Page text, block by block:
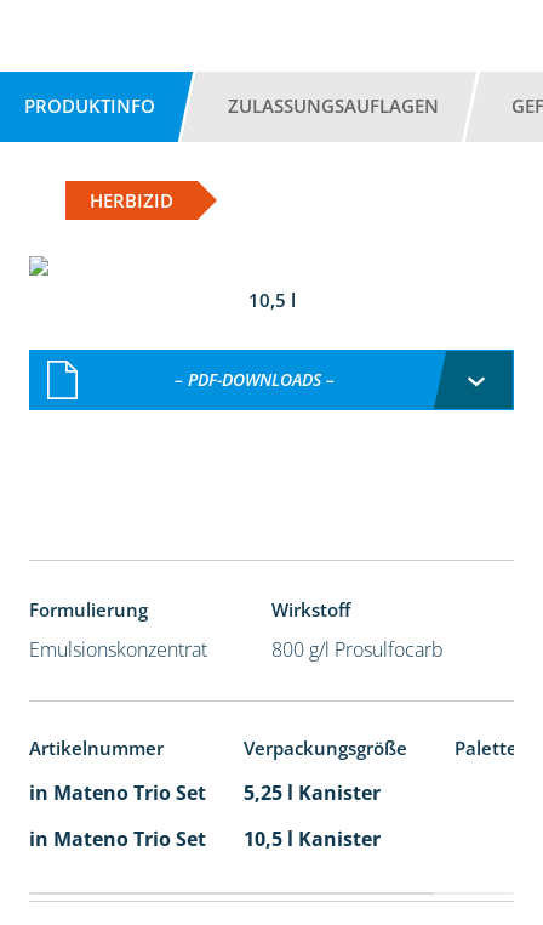
PRODUKTINFO ZULASSUNGSAUFLAGEN
HERBIZID
10,5 l
– PDF-DOWNLOADS –
Formulierung
Emulsionskonzentrat
Wirkstoff
800 g/l Prosulfocarb
Artikelnummer Verpackungsgröße
in Mateno Trio Set
5,25 l Kanister
in Mateno Trio Set
10,5 l Kanister